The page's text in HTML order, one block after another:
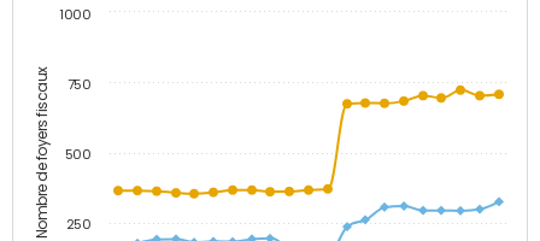
Nombre de foyers fiscaux 250
500
750
1000